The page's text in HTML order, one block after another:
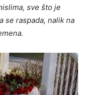
sve što je
se raspada, nalik na